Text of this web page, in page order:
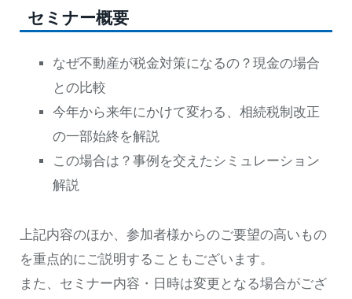
セミナー概要
なぜ不動産が税金対策になるの？現金の場合
との比較
今年から来年にかけて変わる、相続税制改正
の一部始終を解説
この場合は？事例を交えたシミュレーション
解説
上記内容のほか、参加者様からのご要望の高いもの
を重点的にご説明することもございます。
また、セミナー内容・日時は変更となる場合がござ